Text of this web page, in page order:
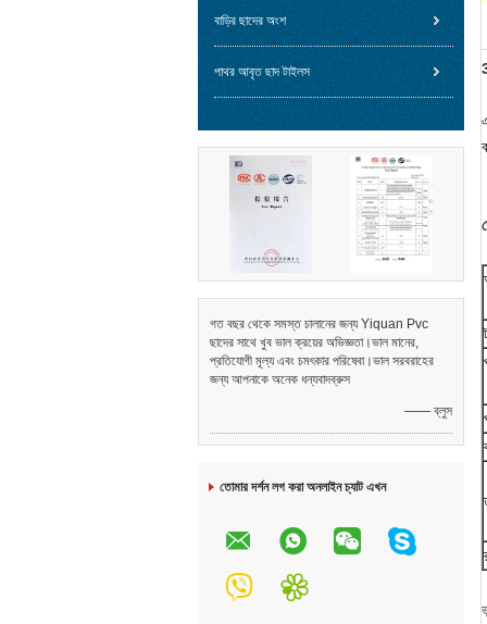
বাড়ির ছাদের অংশ
পাথর আবৃত ছাদ টাইলস
গত বছর থেকে সমস্ত চালানের জন্য Yiquan Pvc
ছাদের সাথে খুব ভাল ক্রয়ের অভিজ্ঞতা।ভাল মানের,
প্রতিযোগী মূল্য এবং চমৎকার পরিষেবা।ভাল সরবরাহের
জন্য আপনাকে অনেক ধন্যবাদব্রুস
—— ব্লুস
তোমার দর্শন লগ করা অনলাইন চ্যাট এখন